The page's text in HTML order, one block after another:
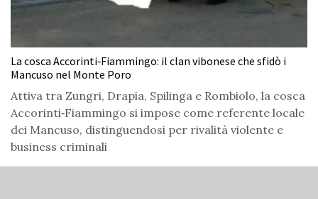
La cosca Accorinti‑Fiammingo: il clan vibonese che sfidò i
Mancuso nel Monte Poro
Attiva tra Zungri, Drapia, Spilinga e Rombiolo, la cosca
Accorinti‑Fiammingo si impose come referente locale
dei Mancuso, distinguendosi per rivalità violente e
business criminali